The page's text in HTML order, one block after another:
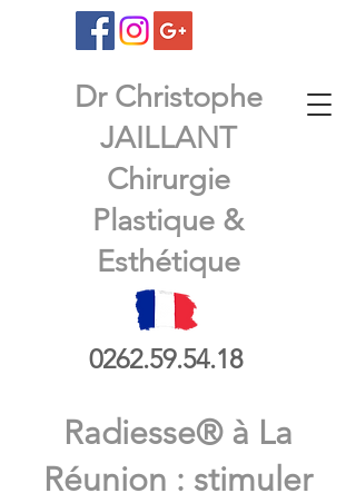
Dr Christophe
JAILLANT
Chirurgie
Plastique &
Esthétique
0262.59.54.18
Radiesse® à La
Réunion : stimuler